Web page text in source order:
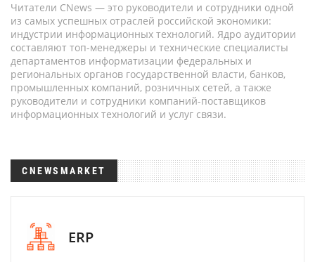
Читатели CNews — это руководители и сотрудники одной
из самых успешных отраслей российской экономики:
индустрии информационных технологий. Ядро аудитории
составляют топ-менеджеры и технические специалисты
департаментов информатизации федеральных и
региональных органов государственной власти, банков,
промышленных компаний, розничных сетей, а также
руководители и сотрудники компаний-поставщиков
информационных технологий и услуг связи.
CNEWSMARKET
ERP